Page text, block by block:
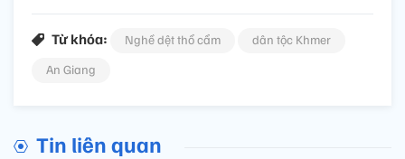
Từ khóa: Nghề dệt thổ cẩm
dân tộc Khmer
An Giang
Tin liên quan